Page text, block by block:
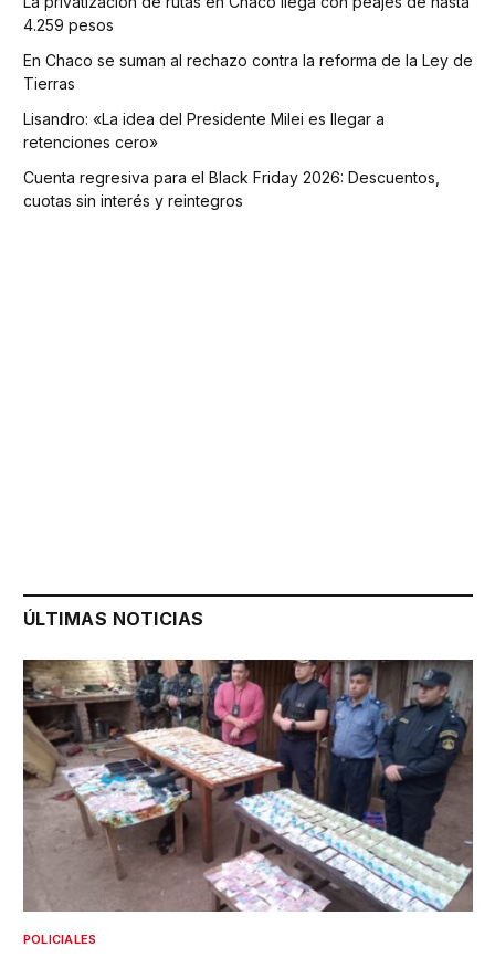
4.259 pesos
En Chaco se suman al rechazo contra la reforma de la Ley de
Tierras
Lisandro: «La idea del Presidente Milei es llegar a
retenciones cero»
Cuenta regresiva para el Black Friday 2026: Descuentos,
cuotas sin interés y reintegros
ÚLTIMAS NOTICIAS
POLICIALES